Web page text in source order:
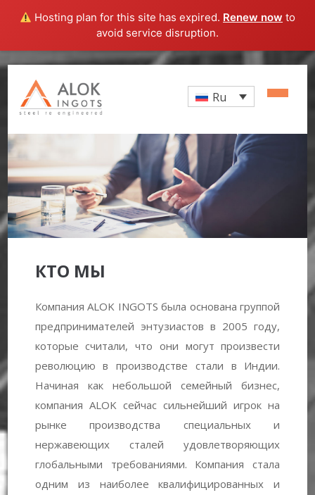
Hosting plan for this site has expired. Renew now to
avoid service disruption.
Ru
КТО МЫ
Компания ALOK INGOTS была основана группой
предпринимателей энтузиастов в 2005 году,
которые считали, что они могут произвести
революцию в производстве стали в Индии.
Начиная как небольшой семейный бизнес,
компания ALOK сейчас сильнейший игрок на
рынке производства специальных и
нержавеющих сталей удовлетворяющих
глобальными требованиями. Компания стала
одним из наиболее квалифицированных и